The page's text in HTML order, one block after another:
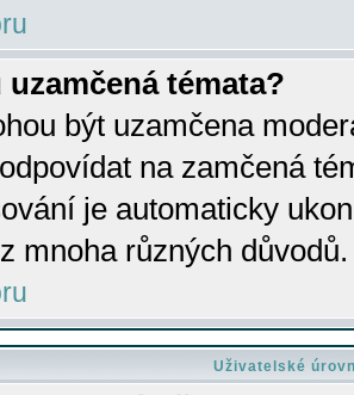
témata?
být uzamčena
na zamčená
je automaticky
mnoha různých důvodů.
Uživatelské